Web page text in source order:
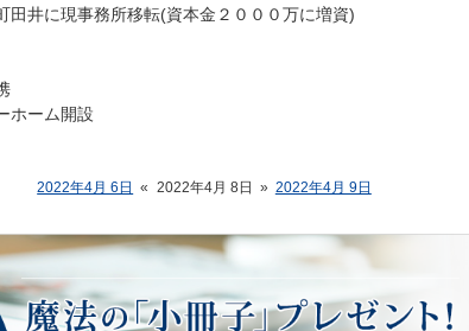
田井に現事務所移転(資本金２０００万に増資)
ホーム開設
2022年4月 6日 « 2022年4月 8日 » 2022年4月 9日